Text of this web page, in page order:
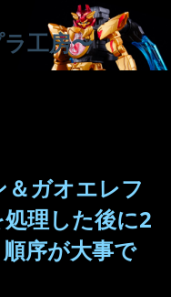
工房〜
＆ガオエレフ
理した後に2
序が大事で